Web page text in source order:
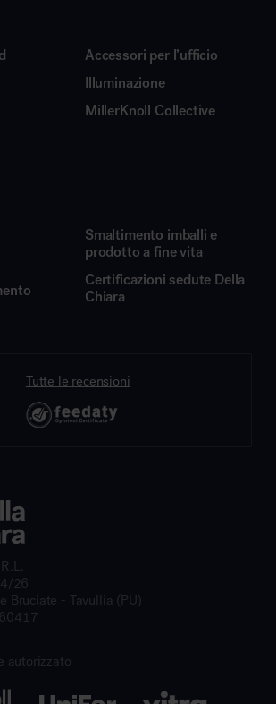
Accessori per l’ufficio
Illuminazione
MillerKnoll Collective
Smaltimento imballi e
prodotto a fine vita
Certificazioni sedute Della
Chiara
Tutte le recensioni
26
Bruciate - Tavullia (PU)
autorizzato